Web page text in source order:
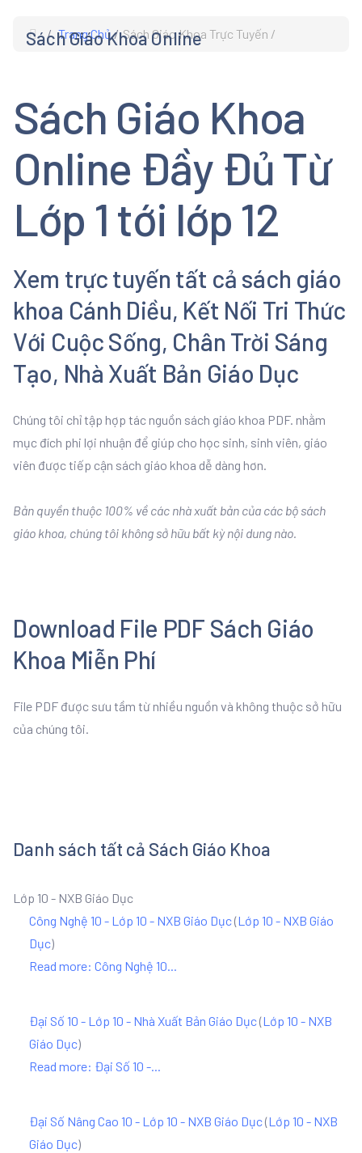
Sách Giáo Khoa Online
Trang Chủ Sách Giáo Khoa Trực Tuyến
Sách Giáo Khoa
Online Đầy Đủ Từ
Lớp 1 tới lớp 12
Xem trực tuyến tất cả sách giáo
khoa Cánh Diều, Kết Nối Tri Thức
Với Cuộc Sống, Chân Trời Sáng
Tạo, Nhà Xuất Bản Giáo Dục
Chúng tôi chỉ tập hợp tác nguồn sách giáo khoa PDF. nhằm
mục đích phi lợi nhuận để giúp cho học sinh, sinh viên, giáo
viên được tiếp cận sách giáo khoa dễ dàng hơn.
Bản quyền thuộc 100% về các nhà xuất bản của các bộ sách
giáo khoa, chúng tôi không sở hữu bất kỳ nội dung nào.
Download File PDF Sách Giáo
Khoa Miễn Phí
File PDF được sưu tầm từ nhiều nguồn và không thuộc sở hữu
của chúng tôi.
Danh sách tất cả Sách Giáo Khoa
Lớp 10 - NXB Giáo Dục
Công Nghệ 10 - Lớp 10 - NXB Giáo Dục(Lớp 10 - NXB Giáo
Dục)
Read more: Công Nghệ 10...
Đại Số 10 - Lớp 10 - Nhà Xuất Bản Giáo Dục(Lớp 10 - NXB
Giáo Dục)
Read more: Đại Số 10 -...
Đại Số Nâng Cao 10 - Lớp 10 - NXB Giáo Dục(Lớp 10 - NXB
Giáo Dục)